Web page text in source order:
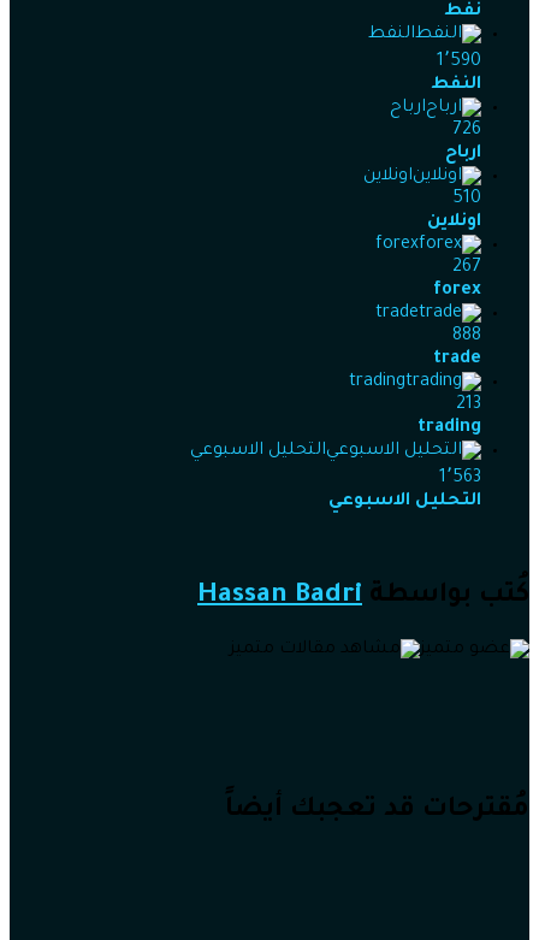
نفط
النفط
1٬590
النفط
ارباح
726
ارباح
اونلاين
510
اونلاين
forex
267
forex
trade
888
trade
trading
213
trading
التحليل الاسبوعي
1٬563
التحليل الاسبوعي
كُتب بواسطة Hassan Badri
مُقترحات قد تعجبك أيضاً